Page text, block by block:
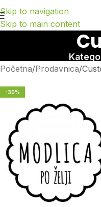
Skip to navigation
Skip to main content
Početna Prodavnica
-30%